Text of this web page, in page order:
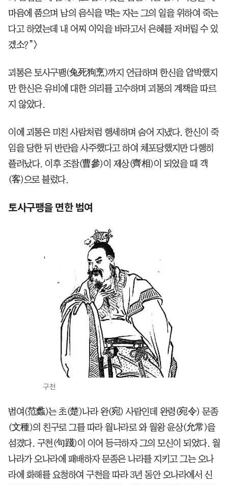
마음에 품으며 남의 음식을 먹는 자는 그의 일을 위하여 죽는
다고 하였는데 내 어찌 이익을 바라고서 은혜를 저버릴 수 있
겠소?”〉
괴통은 토사구팽(兔死狗烹)까지 언급하며 한신을 압박했지
만 한신은 유비에 대한 의리를 고수하며 괴통의 계책을 따르
지 않았다.
이에 괴통은 미친 사람처럼 행세하며 숨어 지냈다. 한신이 죽
임을 당한 뒤 반란을 사주했다고 하여 체포당했지만 다행히
풀려났다. 이후 조참(曹參)이 제상(齊相)이 되었을 때 객
(客)으로 불렀다.
토사구팽을 면한 범여
구천
범여(范蠡)는 초(楚)나라 완(宛) 사람인데 완령(宛令) 문종
(文種)의 친구로 그를 따라 월나라로 와 월왕 윤상(允常)을
섬겼다. 구천(句踐)이 이어 등극하자 그의 모신이 되었다. 월
나라가 오나라에 패배하자 문종은 나라를 지키고 그는 오나
라에 화해를 요청하여 구천을 따라 3년 동안 오나라에서 신